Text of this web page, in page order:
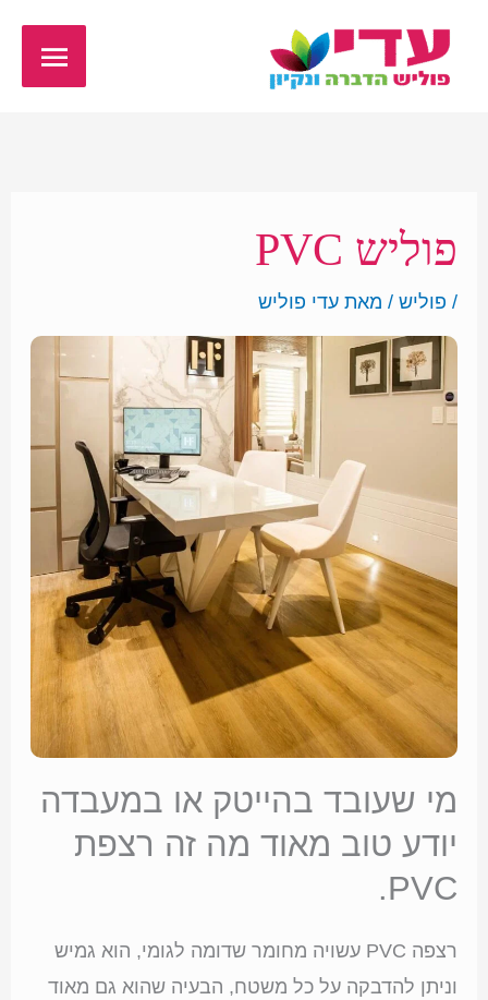
לתוכן
פוליש PVC
/ פוליש / מאתעדי פוליש
מי שעובד בהייטק או במעבדה
יודע טוב מאוד מה זה רצפת
PVC.
רצפה PVC עשויה מחומר שדומה לגומי, הוא גמיש
וניתן להדבקה על כל משטח, הבעיה שהוא גם מאוד